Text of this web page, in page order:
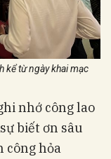
kể từ ngày khai mạc
nhớ công lao
biết ơn sâu
công hỏa